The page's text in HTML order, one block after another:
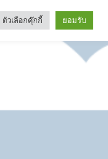
Categories
ตัวเลือกคุ๊กกี้ ยอมรับ